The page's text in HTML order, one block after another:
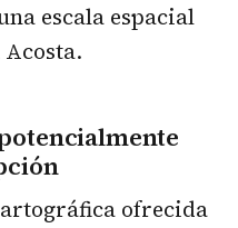
escala espacial
ofrecida